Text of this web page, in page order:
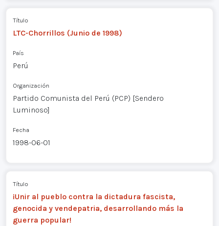
Título
LTC-Chorrillos (Junio de 1998)
País
Perú
Organización
Partido Comunista del Perú (PCP) [Sendero
Luminoso]
Fecha
1998-06-01
Título
¡Unir al pueblo contra la dictadura fascista,
genocida y vendepatria, desarrollando más la
guerra popular!